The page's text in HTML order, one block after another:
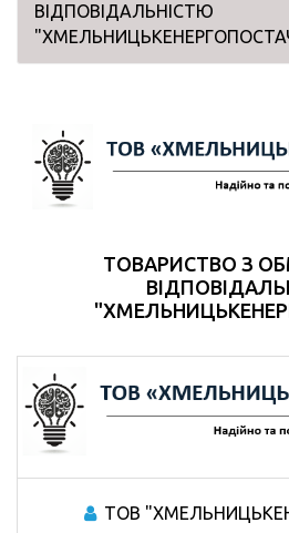
ВІДПОВІДАЛЬНІСТЮ
ТОВАРИСТВО З
ТОВ